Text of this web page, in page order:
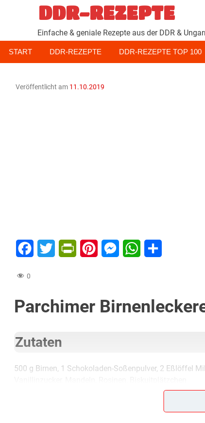
Zum
Inhalt
springen
DDR-REZEPTE
Einfache & geniale Rezepte aus der DDR &
START DDR-REZEPTE DDR-REZEPTE TOP 100
Veröffentlicht am 11.10.2019
FacebookTwitter PrintFriendly
PinterestMessengerWhatsApp
0
Parchimer
Zutaten
500 g Birnen, 1 Schokoladen-Soßenpulver, 2 Eßlöffel
Lob, Kritik, Fragen oder Anregungen zum Rezept?